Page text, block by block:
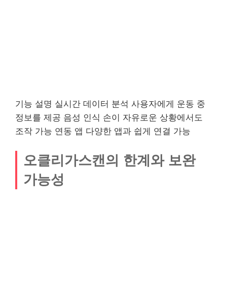
기능 설명 실시간 데이터 분석 사용자에게 운동 중
정보를 제공 음성 인식 손이 자유로운 상황에서도
조작 가능 연동 앱 다양한 앱과 쉽게 연결 가능
오클리가스캔의 한계와 보완
가능성